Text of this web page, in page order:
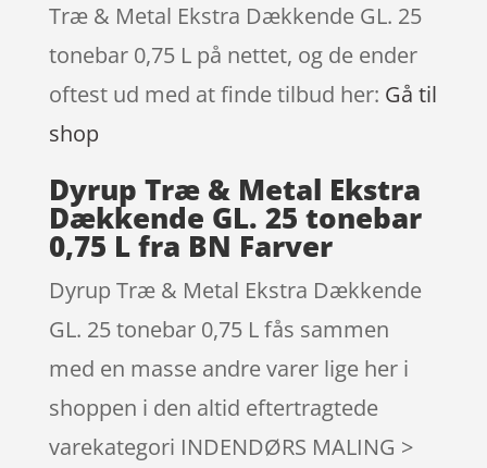
Træ & Metal Ekstra Dækkende GL. 25
tonebar 0,75 L på nettet, og de ender
oftest ud med at finde tilbud her: Gå til
shop
Dyrup Træ & Metal Ekstra
Dækkende GL. 25 tonebar
0,75 L fra BN Farver
Dyrup Træ & Metal Ekstra Dækkende
GL. 25 tonebar 0,75 L fås sammen
med en masse andre varer lige her i
shoppen i den altid eftertragtede
varekategori INDENDØRS MALING >